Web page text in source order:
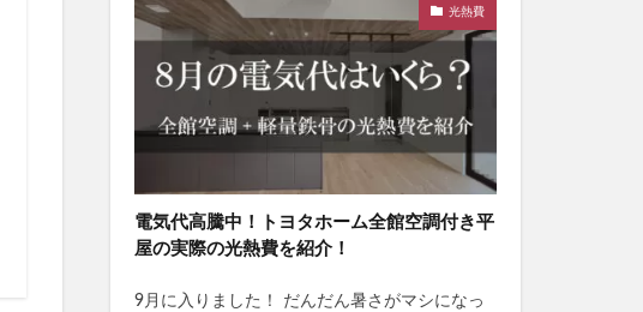
光熱費
電気代高騰中！トヨタホーム全館空調付き平
屋の実際の光熱費を紹介！
9月に入りました！ だんだん暑さがマシになっ